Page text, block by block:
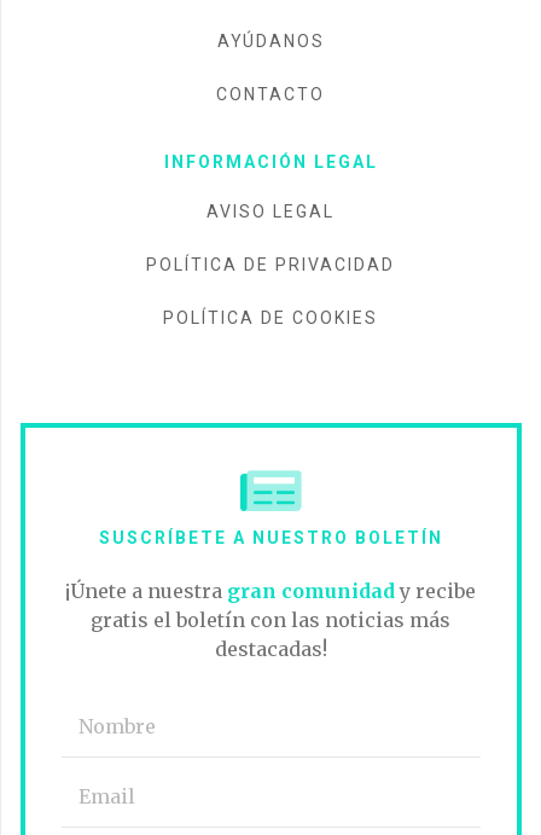
AYÚDANOS
CONTACTO
INFORMACIÓN LEGAL
AVISO LEGAL
POLÍTICA DE PRIVACIDAD
POLÍTICA DE COOKIES
SUSCRÍBETE A NUESTRO BOLETÍN
¡Únete a nuestra gran comunidady recibe
gratis el boletín con las noticias más
destacadas!